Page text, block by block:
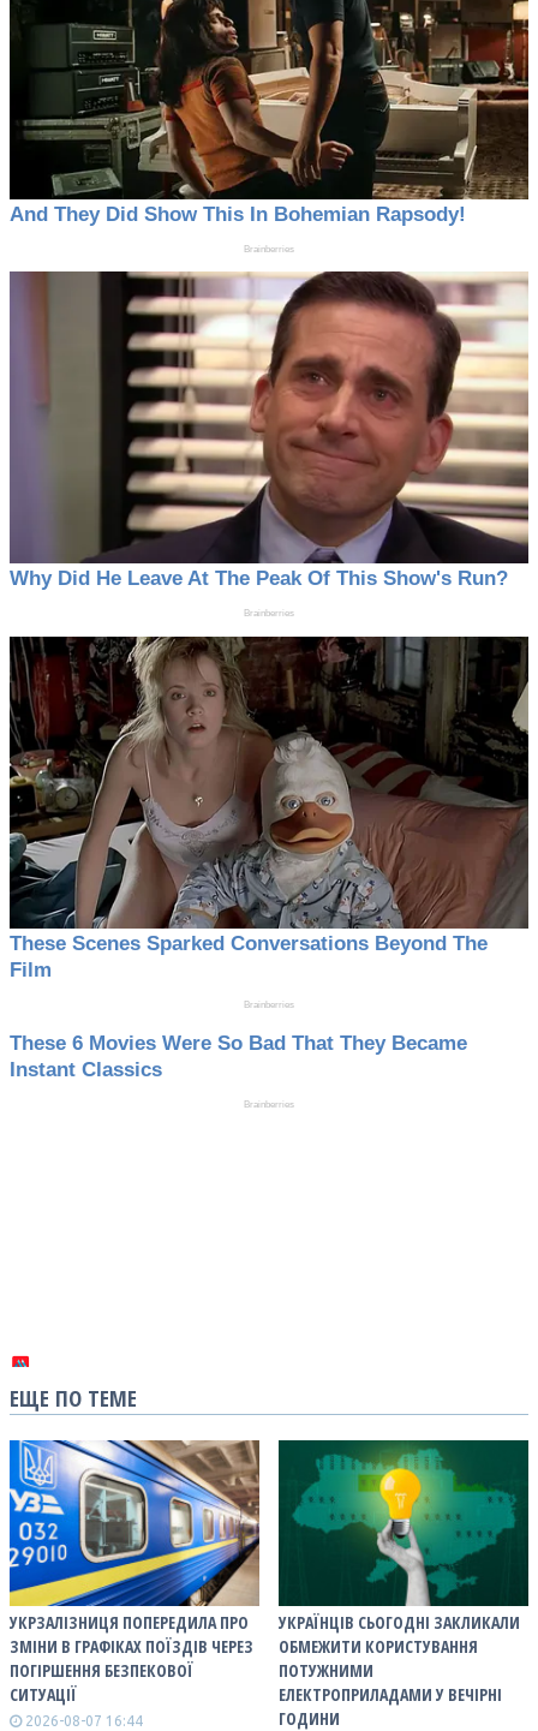
ЕЩЕ ПО ТЕМЕ
УКРЗАЛІЗНИЦЯ ПОПЕРЕДИЛА ПРО
ЗМІНИ В ГРАФІКАХ ПОЇЗДІВ ЧЕРЕЗ
ПОГІРШЕННЯ БЕЗПЕКОВОЇ
СИТУАЦІЇ
2026-08-07 16:44
УКРАЇНЦІВ СЬОГОДНІ ЗАКЛИКАЛИ
ОБМЕЖИТИ КОРИСТУВАННЯ
ПОТУЖНИМИ
ЕЛЕКТРОПРИЛАДАМИ У ВЕЧІРНІ
ГОДИНИ